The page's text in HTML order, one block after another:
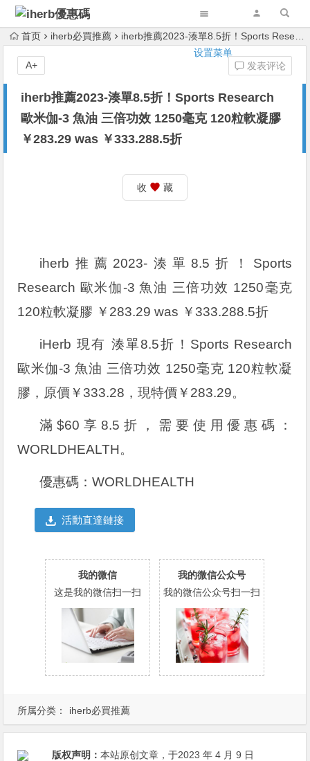
设置菜单
首页 iherb必買推薦 iherb推薦2023-湊單8.5折！Sports Research 歐米伽-3 魚油 三倍功效 1250毫克 120粒軟凝膠 ￥283.29 was ￥333.288.5折
iherb推薦2023-湊單8.5折！Sports Research
歐米伽-3 魚油 三倍功效 1250毫克 120粒軟凝膠
￥283.29 was ￥333.288.5折
发表评论
A+
所属分类： iherb必買推薦
收 藏
iherb推薦2023-湊單8.5折！Sports
Research 歐米伽-3 魚油 三倍功效 1250毫克
120粒軟凝膠 ￥283.29 was ￥333.288.5折
iHerb 現有 湊單8.5折！Sports Research
歐米伽-3 魚油 三倍功效 1250毫克 120粒軟凝
膠，原價￥333.28，現特價￥283.29。
滿$60享8.5折，需要使用優惠碼：
WORLDHEALTH。
優惠碼：WORLDHEALTH
活動直達鏈接
我的微信
这是我的微信扫一扫
我的微信公众号
我的微信公众号扫一扫
版权声明：本站原创文章，于2023 年 4 月 9 日